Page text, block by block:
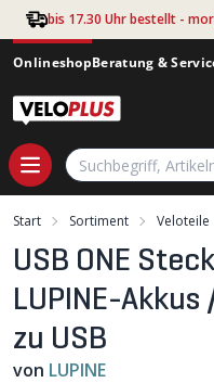
Zum Hauptinhalt springen
bis 17.30 Uhr bestellt -
OnlineshopBeratung &
Start Sortiment Veloteile
USB ONE
LUPINE-
zu USB
von LUPINE